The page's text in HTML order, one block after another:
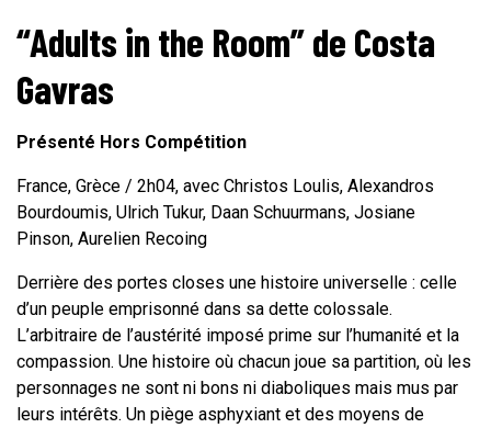
“Adults in the Room” de Costa
Gavras
Présenté Hors Compétition
France, Grèce / 2h04, avec Christos Loulis, Alexandros
Bourdoumis, Ulrich Tukur, Daan Schuurmans, Josiane
Pinson, Aurelien Recoing
Derrière des portes closes une histoire universelle : celle
d’un peuple emprisonné dans sa dette colossale.
L’arbitraire de l’austérité imposé prime sur l’humanité et la
compassion. Une histoire où chacun joue sa partition, où les
personnages ne sont ni bons ni diaboliques mais mus par
leurs intérêts. Un piège asphyxiant et des moyens de